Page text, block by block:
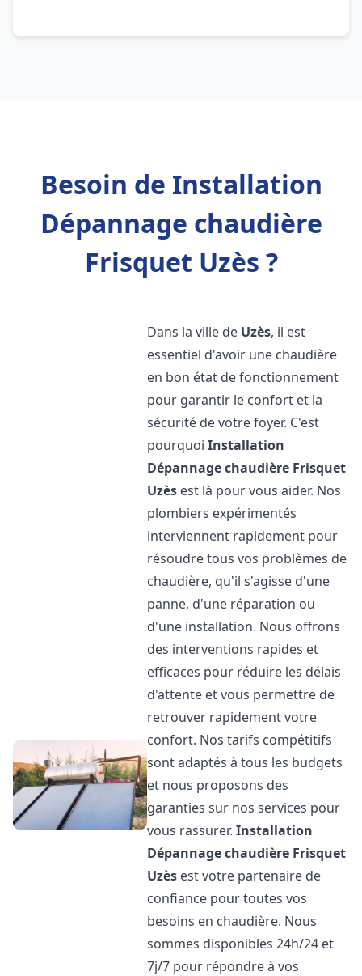
Besoin de Installation
Dépannage chaudière
Frisquet Uzès ?
Dans la ville de Uzès, il est
essentiel d'avoir une chaudière
en bon état de fonctionnement
pour garantir le confort et la
sécurité de votre foyer. C'est
pourquoiInstallation
Dépannage chaudière Frisquet
Uzès est là pour vous aider. Nos
plombiers expérimentés
interviennent rapidement pour
résoudre tous vos problèmes de
chaudière, qu'il s'agisse d'une
panne, d'une réparation ou
d'une installation. Nous offrons
des interventions rapides et
efficaces pour réduire les délais
d'attente et vous permettre de
retrouver rapidement votre
confort. Nos tarifs compétitifs
sont adaptés à tous les budgets
et nous proposons des
garanties sur nos services pour
vous rassurer.Installation
Dépannage chaudière Frisquet
Uzès est votre partenaire de
confiance pour toutes vos
besoins en chaudière. Nous
sommes disponibles 24h/24 et
7j/7 pour répondre à vos